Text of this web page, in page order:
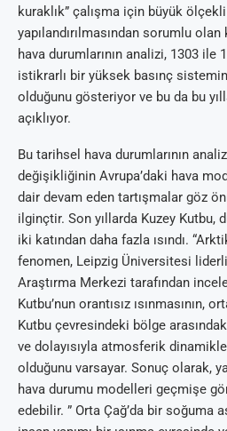
kuraklık” çalışma için büyük
yapılandırılmasından sorumlu
hava durumlarının analizi, 1303 ile
istikrarlı bir yüksek basınç
olduğunu gösteriyor ve bu da bu
açıklıyor.
Bu tarihsel hava durumlarının
değişikliğinin Avrupa’daki hava
dair devam eden tartışmalar göz
ilginçtir. Son yıllarda Kuzey Kutbu,
iki katından daha fazla ısındı.
fenomen, Leipzig Üniversitesi
Araştırma Merkezi tarafından
Kutbu’nun orantısız ısınmasının,
Kutbu çevresindeki bölge
ve dolayısıyla atmosferik
olduğunu varsayar. Sonuç olarak,
hava durumu modelleri geçmişe
edebilir. ” Orta Çağ’da bir soğuma